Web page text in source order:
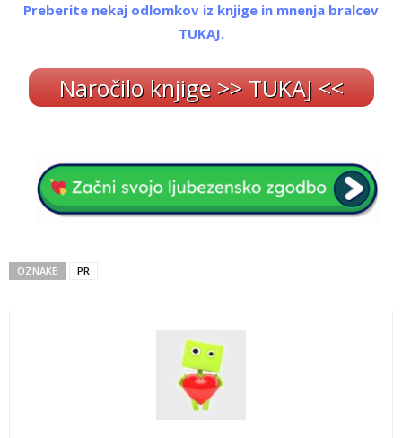
Preberite nekaj odlomkov iz knjige in mnenja bralcev
TUKAJ.
Naročilo knjige >> TUKAJ <<
OZNAKE PR